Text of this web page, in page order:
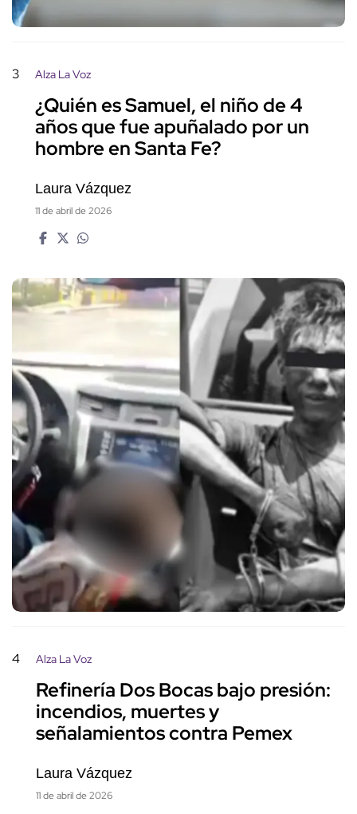
3 Alza La Voz
¿Quién es Samuel, el niño de 4
años que fue apuñalado por un
hombre en Santa Fe?
Laura Vázquez
11 de abril de 2026
4 Alza La Voz
Refinería Dos Bocas bajo presión:
incendios, muertes y
señalamientos contra Pemex
Laura Vázquez
11 de abril de 2026